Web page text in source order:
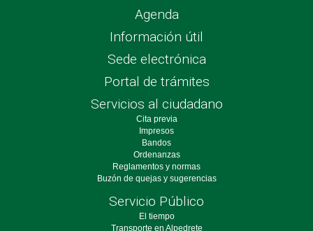
Agenda
Información útil
Sede electrónica
Portal de trámites
Servicios al ciudadano
Cita previa
Impresos
Bandos
Ordenanzas
Reglamentos y normas
Buzón de quejas y sugerencias
Servicio Público
El tiempo
Transporte en Alpedrete